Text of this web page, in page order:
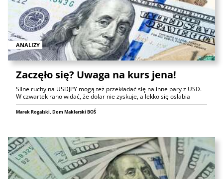
ANALIZY
Zaczęło się? Uwaga na kurs jena!
Silne ruchy na USDJPY mogą też przekładać się na inne pary z USD.
W czwartek rano widać, że dolar nie zyskuje, a lekko się osłabia
Marek Rogalski, Dom Maklerski BOŚ